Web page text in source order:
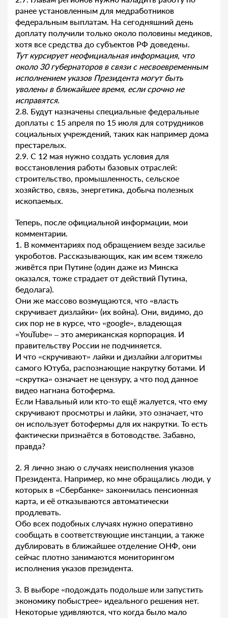
ранее установленным для медработников
федеральным выплатам. На сегодняшний день
доплату получили только около половины медиков,
хотя все средства до субъектов РФ доведены.
Тут курсирует неофициальная информация, что
около 30 губернаторов в связи с несвоевременным
исполнением указов Президента могут быть
уволены в ближайшее время, если срочно не
исправятся.
2.8. Будут назначены специальные федеральные
доплаты с 15 апреля по 15 июля для сотрудников
социальных учреждений, таких как например дома
престарелых.
2.9. С 12 мая нужно создать условия для
восстановления работы базовых отраслей:
строительство, промышленность, сельское
хозяйство, связь, энергетика, добыча полезных
ископаемых.
Теперь, после официальной информации, мои
комментарии.
1. В комментариях под обращением везде засилье
укроботов. Рассказывающих, как им всем тяжело
живётся при Путине (один даже из Минска
оказался, тоже страдает от действий Путина,
бедолага).
Они же массово возмущаются, что «власть
скручивает дизлайки» (их война). Они, видимо, до
сих пор не в курсе, что «google», владеющая
«YouTube» – это американская корпорация. И
правительству России не подчиняется.
И что «скручивают» лайки и дизлайки алгоритмы
самого Ютуба, распознающие накрутку ботами. И
«скрутка» означает не цензуру, а что под данное
видео нагнана ботоферма.
Если Навальный или кто-то ещё жалуется, что ему
скручивают просмотры и лайки, это означает, что
он использует ботофермы для их накрутки. То есть
фактически признаётся в ботоводстве. Забавно,
правда?
2. Я лично знаю о случаях неисполнения указов
Президента. Например, ко мне обращались люди, у
которых в «Сбербанке» закончилась пенсионная
карта, и её отказываются автоматически
продлевать.
Обо всех подобных случаях нужно оперативно
сообщать в соответствующие инстанции, а также
дублировать в ближайшее отделение ОНФ, они
сейчас плотно занимаются мониторингом
исполнения указов президента.
3. В выборе «подождать подольше или запустить
экономику побыстрее» идеального решения нет.
Некоторые удивляются, что когда было мало